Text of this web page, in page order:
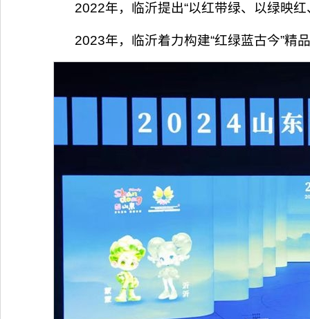
2022年，临沂提出“以红带绿、以绿映
2023年，临沂着力构建“红绿蓝古今”精